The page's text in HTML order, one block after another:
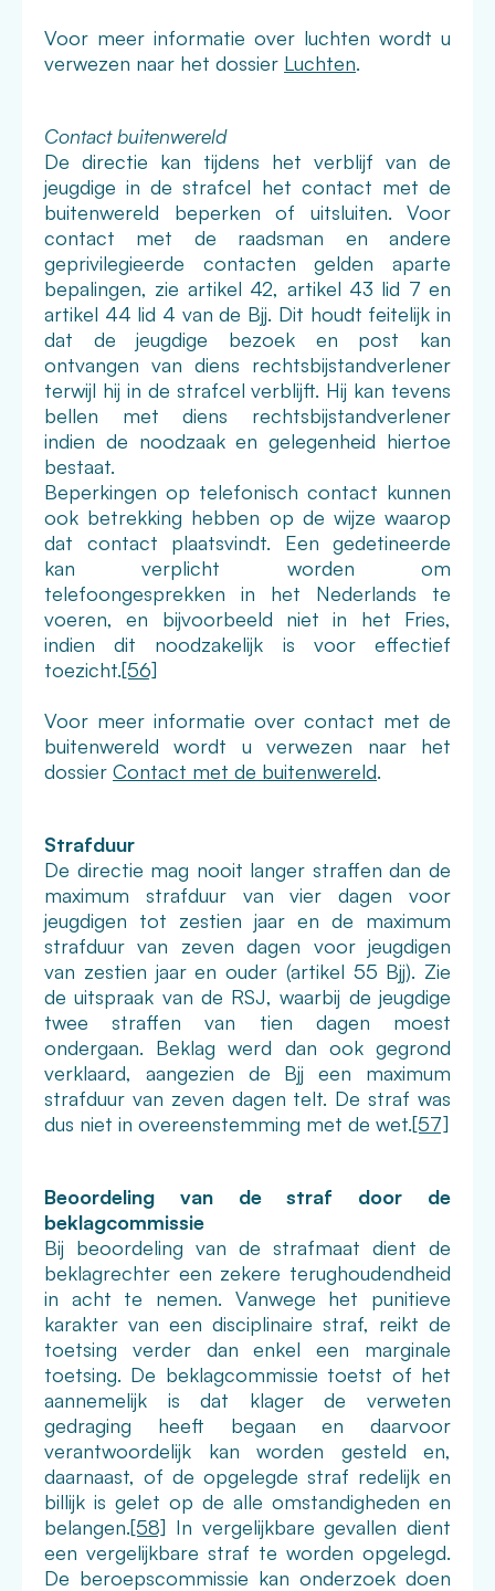
Voor meer informatie over luchten wordt u
verwezen naar het dossier Luchten.
Contact buitenwereld
De directie kan tijdens het verblijf van de
jeugdige in de strafcel het contact met de
buitenwereld beperken of uitsluiten. Voor
contact met de raadsman en andere
geprivilegieerde contacten gelden aparte
bepalingen, zie artikel 42, artikel 43 lid 7 en
artikel 44 lid 4 van de Bjj. Dit houdt feitelijk in
dat de jeugdige bezoek en post kan
ontvangen van diens rechtsbijstandverlener
terwijl hij in de strafcel verblijft. Hij kan tevens
bellen met diens rechtsbijstandverlener
indien de noodzaak en gelegenheid hiertoe
bestaat.
Beperkingen op telefonisch contact kunnen
ook betrekking hebben op de wijze waarop
dat contact plaatsvindt. Een gedetineerde
kan verplicht worden om
telefoongesprekken in het Nederlands te
voeren, en bijvoorbeeld niet in het Fries,
indien dit noodzakelijk is voor effectief
toezicht.[56]
Voor meer informatie over contact met de
buitenwereld wordt u verwezen naar het
dossier Contact met de buitenwereld.
Strafduur
De directie mag nooit langer straffen dan de
maximum strafduur van vier dagen voor
jeugdigen tot zestien jaar en de maximum
strafduur van zeven dagen voor jeugdigen
van zestien jaar en ouder (artikel 55 Bjj). Zie
de uitspraak van de RSJ, waarbij de jeugdige
twee straffen van tien dagen moest
ondergaan. Beklag werd dan ook gegrond
verklaard, aangezien de Bjj een maximum
strafduur van zeven dagen telt. De straf was
dus niet in overeenstemming met de wet.[57]
Beoordeling van de straf door de
beklagcommissie
Bij beoordeling van de strafmaat dient de
beklagrechter een zekere terughoudendheid
in acht te nemen. Vanwege het punitieve
karakter van een disciplinaire straf, reikt de
toetsing verder dan enkel een marginale
toetsing. De beklagcommissie toetst of het
aannemelijk is dat klager de verweten
gedraging heeft begaan en daarvoor
verantwoordelijk kan worden gesteld en,
daarnaast, of de opgelegde straf redelijk en
billijk is gelet op de alle omstandigheden en
belangen.[58] In vergelijkbare gevallen dient
een vergelijkbare straf te worden opgelegd.
De beroepscommissie kan onderzoek doen